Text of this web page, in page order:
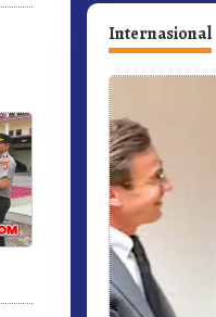
Internasional
Tiba